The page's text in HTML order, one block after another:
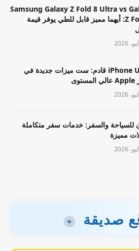
Samsung Galaxy Z Fold 8 Ultra vs
Z Fold 7: أيهما مميز قابل للطي يوفر قيمة
iPhone Ultra قادم: ست ميزات جديدة في
للسياحة والسفر: خدمات سفر متكاملة
مميزة
صديقة +